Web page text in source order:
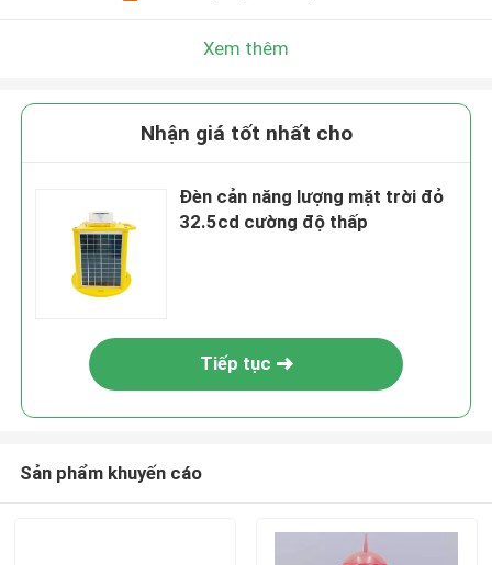
Xem thêm
Nhận giá tốt nhất cho
Đèn cản năng lượng mặt trời đỏ
32.5cd cường độ thấp
Tiếp tục
Sản phẩm khuyến cáo